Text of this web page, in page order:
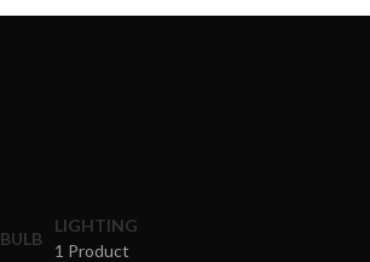
LIGHTING
1 Product